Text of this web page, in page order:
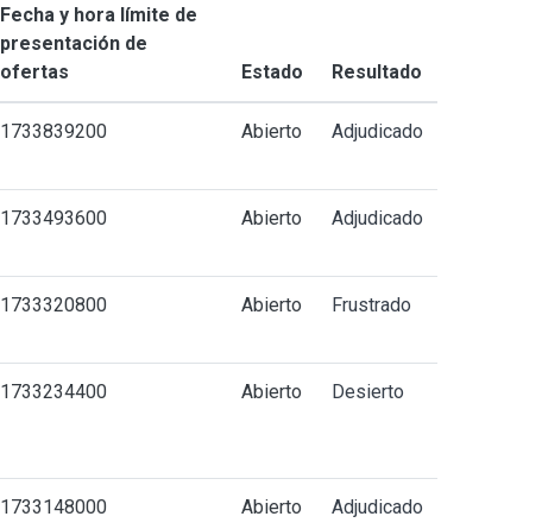
Fecha y hora límite de
presentación de
ofertas
Estado Resultado
1733839200 Abierto Adjudicado
1733493600 Abierto Adjudicado
1733320800 Abierto Frustrado
1733234400 Abierto Desierto
1733148000 Abierto Adjudicado